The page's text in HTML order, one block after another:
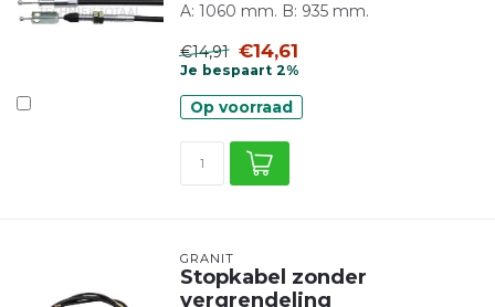
A: 1060 mm. B: 935 mm.
€14,91 €14,61
Je bespaart 2%
Op voorraad
GRANIT
Stopkabel zonder
vergrendeling